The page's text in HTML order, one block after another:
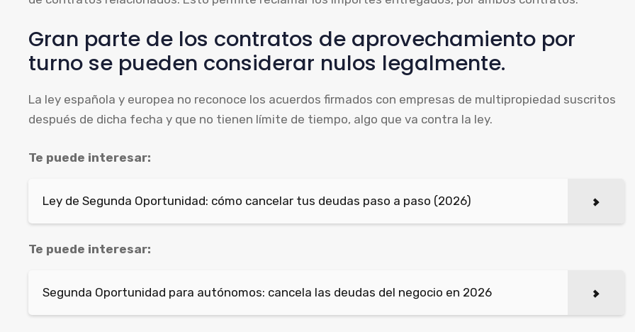
Gran parte de los contratos de aprovechamiento por
turno se pueden considerar nulos legalmente.
La ley española y europea no reconoce los acuerdos firmados con empresas de multipropiedad suscritos
después de dicha fecha y que no tienen límite de tiempo, algo que va contra la ley.
Te puede interesar:
Ley de Segunda Oportunidad: cómo cancelar tus deudas paso a paso (2026)
Te puede interesar:
Segunda Oportunidad para autónomos: cancela las deudas del negocio en 2026